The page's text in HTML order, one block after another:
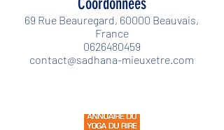
Coordonnées
69 Rue Beauregard, 60000 Beauvais,
France
0626480459
contact@sadhana-mieuxetre.com